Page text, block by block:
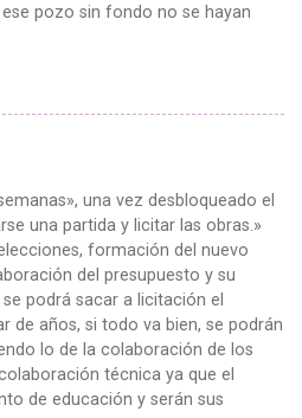
pozo sin fondo no se hayan
una vez desbloqueado el
una partida y licitar las obras.»
formación del nuevo
del presupuesto y su
podrá sacar a licitación el
de años, si todo va bien, se podrán
lo de la colaboración de los
técnica ya que el
de educación y serán sus